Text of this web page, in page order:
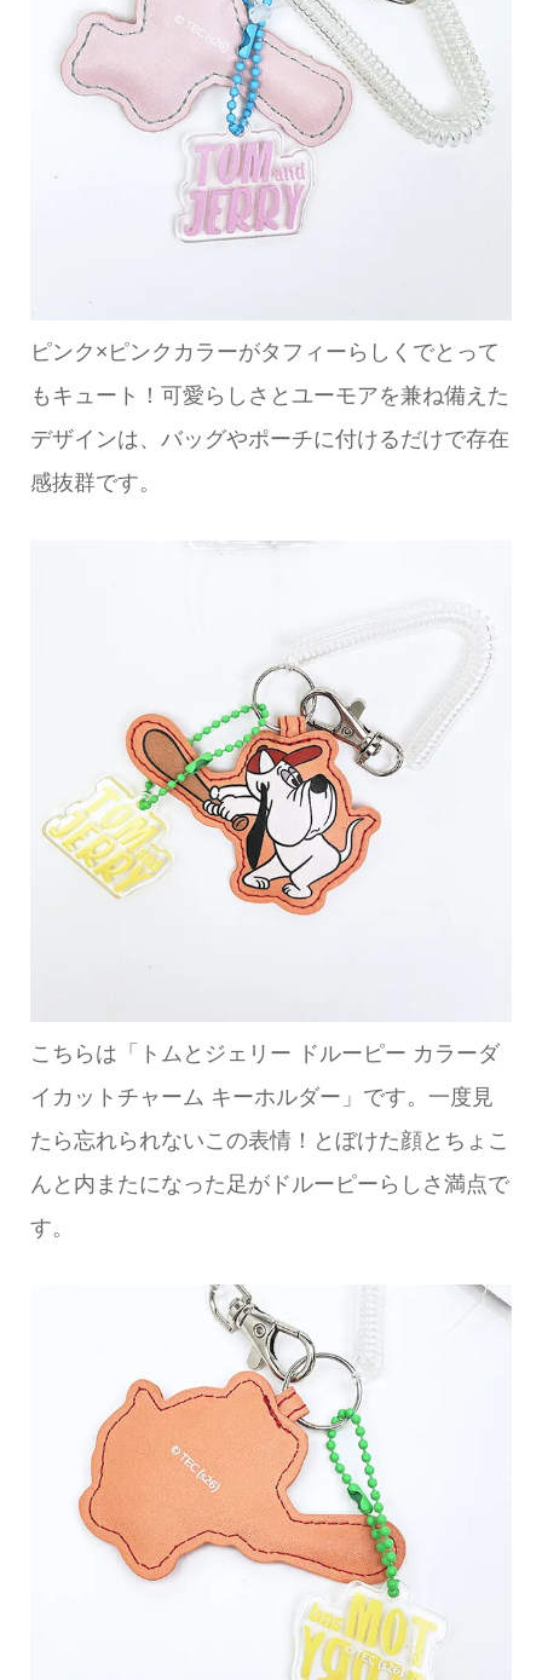
ピンク×ピンクカラーがタフィーらしくでとって
もキュート！可愛らしさとユーモアを兼ね備えた
デザインは、バッグやポーチに付けるだけで存在
感抜群です。
こちらは「トムとジェリー ドルーピー カラーダ
イカットチャーム キーホルダー」です。一度見
たら忘れられないこの表情！とぼけた顔とちょこ
んと内またになった足がドルーピーらしさ満点で
す。